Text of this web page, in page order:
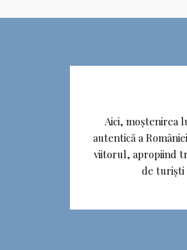
Aici, moștenirea
autentică a
viitorul, apropiind
de turiști